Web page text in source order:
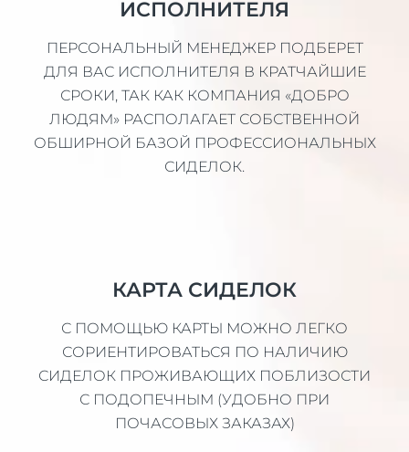
ИСПОЛНИТЕЛЯ
ПЕРСОНАЛЬНЫЙ МЕНЕДЖЕР ПОДБЕРЕТ
ДЛЯ ВАС ИСПОЛНИТЕЛЯ В КРАТЧАЙШИЕ
СРОКИ, ТАК КАК КОМПАНИЯ «ДОБРО
ЛЮДЯМ» РАСПОЛАГАЕТ СОБСТВЕННОЙ
ОБШИРНОЙ БАЗОЙ ПРОФЕССИОНАЛЬНЫХ
СИДЕЛОК.
КАРТА СИДЕЛОК
С ПОМОЩЬЮ КАРТЫ МОЖНО ЛЕГКО
СОРИЕНТИРОВАТЬСЯ ПО НАЛИЧИЮ
СИДЕЛОК ПРОЖИВАЮЩИХ ПОБЛИЗОСТИ
С ПОДОПЕЧНЫМ (УДОБНО ПРИ
ПОЧАСОВЫХ ЗАКАЗАХ)